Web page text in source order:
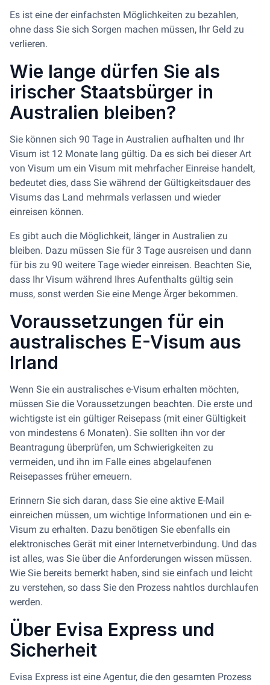
Es ist eine der einfachsten Möglichkeiten zu bezahlen,
ohne dass Sie sich Sorgen machen müssen, Ihr Geld zu
verlieren.
Wie lange dürfen Sie als
irischer Staatsbürger in
Australien bleiben?
Sie können sich 90 Tage in Australien aufhalten und Ihr
Visum ist 12 Monate lang gültig. Da es sich bei dieser Art
von Visum um ein Visum mit mehrfacher Einreise handelt,
bedeutet dies, dass Sie während der Gültigkeitsdauer des
Visums das Land mehrmals verlassen und wieder
einreisen können.
Es gibt auch die Möglichkeit, länger in Australien zu
bleiben. Dazu müssen Sie für 3 Tage ausreisen und dann
für bis zu 90 weitere Tage wieder einreisen. Beachten Sie,
dass Ihr Visum während Ihres Aufenthalts gültig sein
muss, sonst werden Sie eine Menge Ärger bekommen.
Voraussetzungen für ein
australisches E-Visum aus
Irland
Wenn Sie ein australisches e-Visum erhalten möchten,
müssen Sie die Voraussetzungen beachten. Die erste und
wichtigste ist ein gültiger Reisepass (mit einer Gültigkeit
von mindestens 6 Monaten). Sie sollten ihn vor der
Beantragung überprüfen, um Schwierigkeiten zu
vermeiden, und ihn im Falle eines abgelaufenen
Reisepasses früher erneuern.
Erinnern Sie sich daran, dass Sie eine aktive E-Mail
einreichen müssen, um wichtige Informationen und ein e-
Visum zu erhalten. Dazu benötigen Sie ebenfalls ein
elektronisches Gerät mit einer Internetverbindung. Und das
ist alles, was Sie über die Anforderungen wissen müssen.
Wie Sie bereits bemerkt haben, sind sie einfach und leicht
zu verstehen, so dass Sie den Prozess nahtlos durchlaufen
werden.
Über Evisa Express und
Sicherheit
Evisa Express ist eine Agentur, die den gesamten Prozess